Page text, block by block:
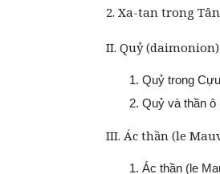
2. Xa-tan trong
II. Quỷ
Quỷ trong
Quỷ và thần ô
III. Ác thần (le
Ác thần (le